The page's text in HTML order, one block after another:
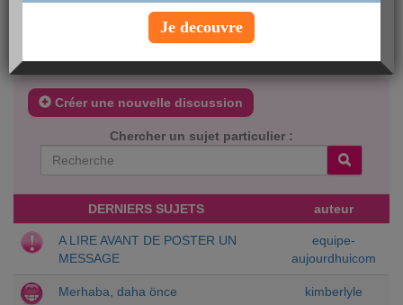
bien lire la Charte afin de connaitre ses principes et ses règles de
fonctionnement. Pour toute question relative à cette Charte ou
pour signaler un abus, n’hésitez pas à nous contacter. Notre
service de modération se fera un plaisir de vous répondre.
Créer une nouvelle discussion
Chercher un sujet particulier :
DERNIERS SUJETS auteur
A LIRE AVANT DE POSTER UN
MESSAGE
equipe-
aujourdhuicom
Merhaba, daha önce
kimberlyle
Je decouvre